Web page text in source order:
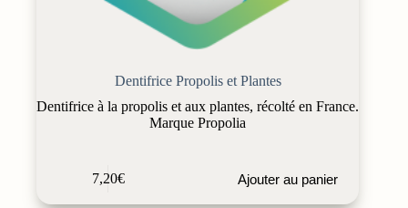
Dentifrice Propolis et Plantes
Dentifrice à la propolis et aux plantes, récolté en France.
Marque Propolia
7,20€ Ajouter au panier